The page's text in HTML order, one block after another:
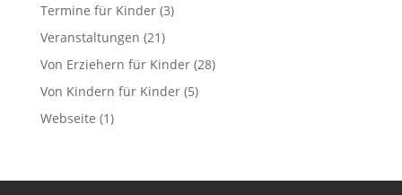
Termine für Kinder(3)
Veranstaltungen (21)
Von Erziehern für Kinder(28)
Von Kindern für Kinder(5)
Webseite (1)